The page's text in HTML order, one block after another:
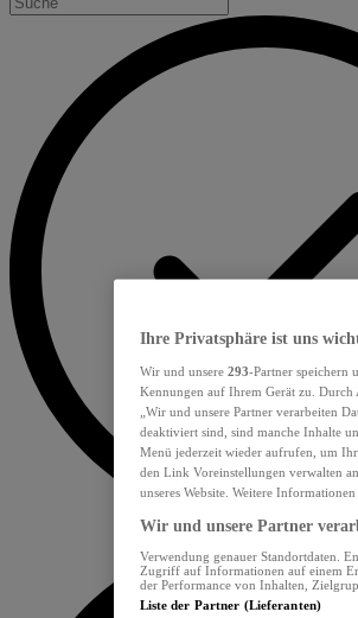
Ihre Privatsphäre ist uns
Wir und unsere 293-Partner speichern
Kennungen auf Ihrem Gerät zu.
„Wir und unsere Partner verarbeiten
deaktiviert sind, sind manche Inhalte
Menü jederzeit wieder aufrufen, um
den Link Voreinstellungen verwalten
unseres Website. Weitere
Wir und unsere Partner
Verwendung genauer Standortdaten.
Zugriff auf Informationen auf einem
der Performance von Inhalten,
Liste der Partner (Lieferanten)